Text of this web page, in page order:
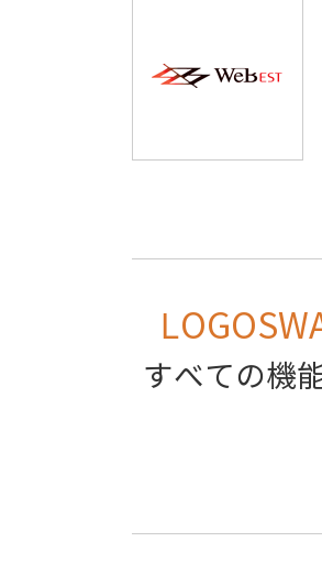
すべての機